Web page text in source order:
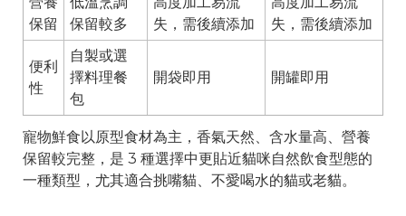
保留
保留較多
失，需後續添加
失，需後續添加
便利
性
自製或選
擇料理餐
包
開袋即用 開罐即用
寵物鮮食以原型食材為主，香氣天然、含水量高、營養
保留較完整，是 3 種選擇中更貼近貓咪自然飲食型態的
一種類型，尤其適合挑嘴貓、不愛喝水的貓或老貓。